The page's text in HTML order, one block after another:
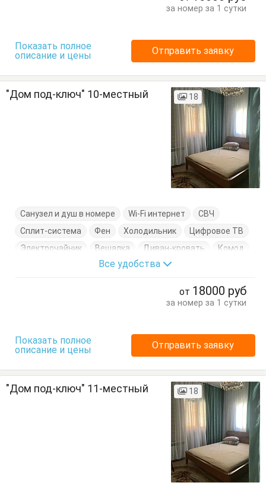
за номер за 1 сутки
Показать полное
описание и цены
Отправить заявку
"Дом под-ключ" 10-местный 18
Санузел и душ в номере Wi-Fi интернет
СВЧ
Сплит-система
Фен Холодильник
Цифровое ТВ
Электрочайник
Вешалка Диван-кровать
Комод
Кровати двуспальные
Кровати односпальные
Все удобства
от 18000 руб
за номер за 1 сутки
Показать полное
описание и цены
Отправить заявку
"Дом под-ключ" 11-местный 18